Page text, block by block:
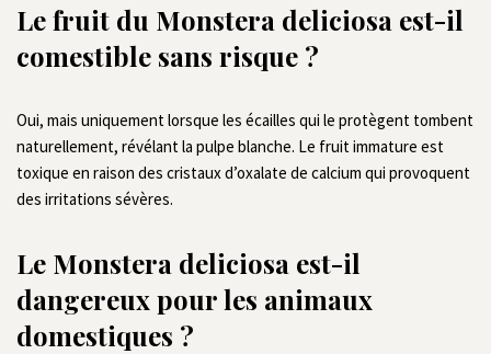
Le fruit du Monstera deliciosa est-il
comestible sans risque ?
Oui, mais uniquement lorsque les écailles qui le protègent tombent
naturellement, révélant la pulpe blanche. Le fruit immature est
toxique en raison des cristaux d’oxalate de calcium qui provoquent
des irritations sévères.
Le Monstera deliciosa est-il
dangereux pour les animaux
domestiques ?